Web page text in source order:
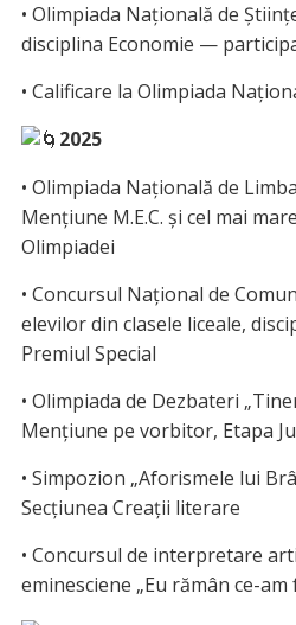
• Olimpiada Națională de
disciplina Economie —
• Calificare la Olimpiada
2025
• Olimpiada Națională de
Mențiune M.E.C. și cel mai
Olimpiadei
• Concursul Național de
elevilor din clasele liceale,
Premiul Special
• Olimpiada de Dezbateri
Mențiune pe vorbitor, Etapa
• Simpozion „Aforismele lui
Secțiunea Creații literare
• Concursul de interpretare
eminesciene „Eu rămân ce-